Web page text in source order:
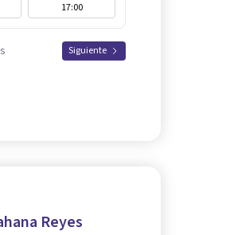
17:00
Siguiente
Reyes